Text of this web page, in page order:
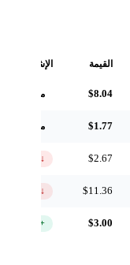
القيمة الإشارة
$8.04 مرجعي
$1.77 مرجعي
$2.67 ↓ تحت
$11.36 ↓ تحت
$3.00
+44.9%